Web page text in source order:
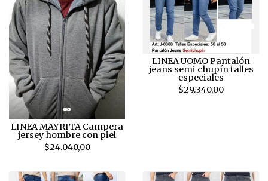
LINEA MAYRITA Campera
jersey hombre con piel
$24.040,00
LINEA UOMO Pantalón
jeans semi chupín talles
especiales
$29.340,00